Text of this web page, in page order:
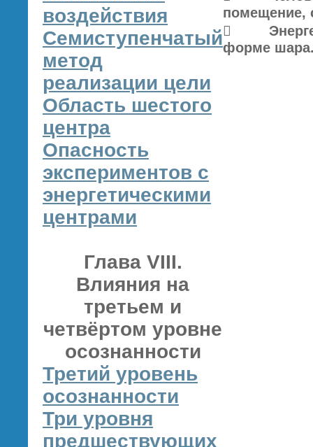
воздействия
Семиступенчатый
метод
реализации цели
Область шестого
центра
Опасность
экспериментов с
энергетическими
центрами
Глава VIII.
Влияния на
третьем и
четвёртом уровне
осознанности
Третий уровень
осознанности
Три уровня
предшествующих
помещение,

форме